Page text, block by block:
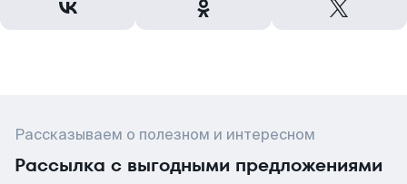
Рассказываем о полезном и интересном
Рассылка с выгодными предложениями